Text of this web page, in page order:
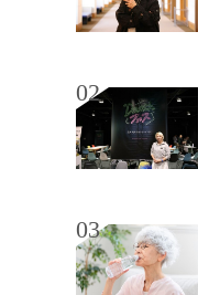
02
03